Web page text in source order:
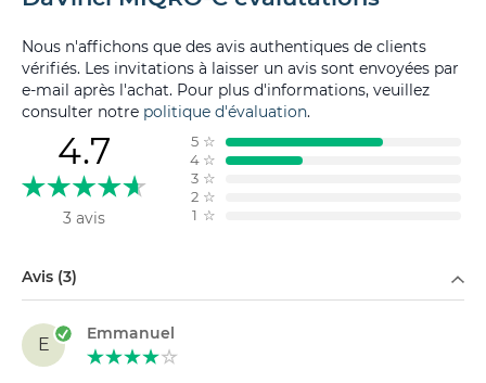
Nous n'affichons que des avis authentiques de clients
vérifiés. Les invitations à laisser un avis sont envoyées par
e-mail après l'achat. Pour plus d'informations, veuillez
consulter notre politique d'évaluation.
4.7
3 avis
5 ☆
4 ☆
3 ☆
2 ☆
1 ☆
Avis (3)
E
Emmanuel